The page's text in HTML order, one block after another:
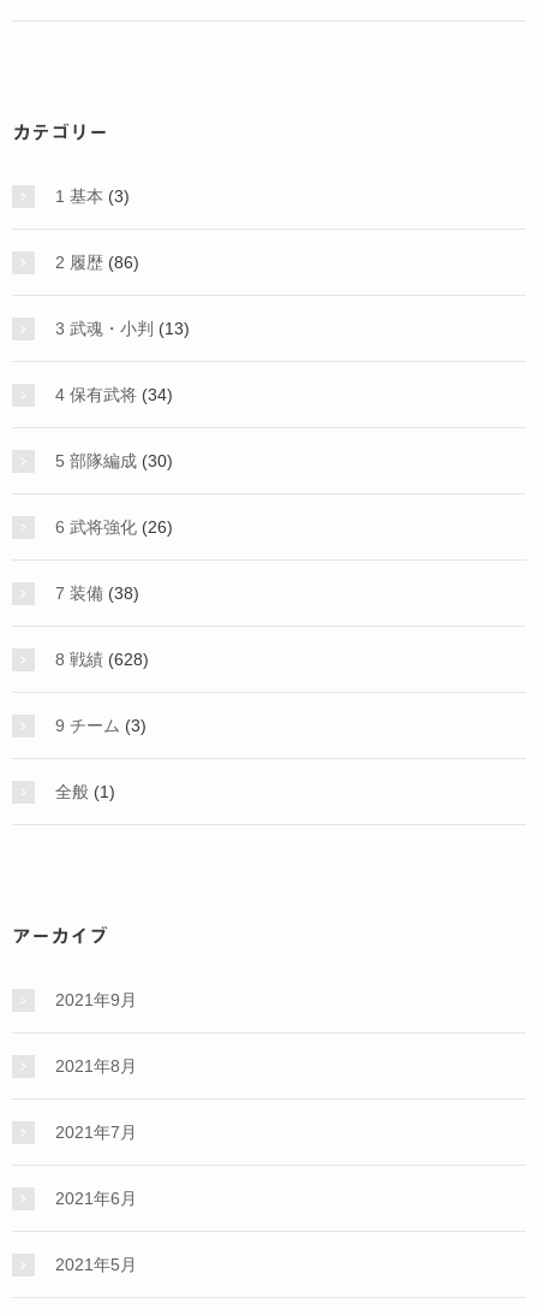
カテゴリー
1 基本 (3)
2 履歴 (86)
3 武魂・小判 (13)
4 保有武将 (34)
5 部隊編成 (30)
6 武将強化 (26)
7 装備 (38)
8 戦績 (628)
9 チーム (3)
全般 (1)
アーカイブ
2021年9月
2021年8月
2021年7月
2021年6月
2021年5月